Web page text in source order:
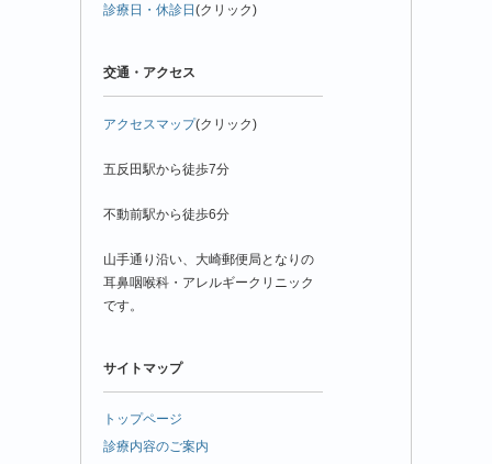
診療日・休診日 (クリック)
交通・アクセス
アクセスマップ(クリック)
五反田駅から徒歩7分
不動前駅から徒歩6分
山手通り沿い、大崎郵便局となりの
耳鼻咽喉科・アレルギークリニック
です。
サイトマップ
トップページ
診療内容のご案内